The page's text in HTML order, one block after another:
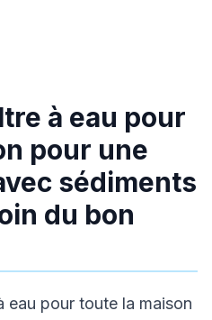
à eau pour
pour une
sédiments
du bon
eau pour toute la maison